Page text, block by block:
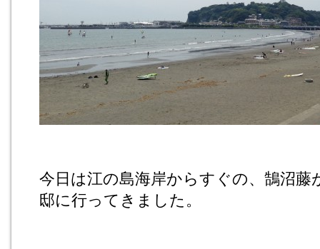
今日は江の島海岸からすぐの、鵠沼藤
邸に行ってきました。